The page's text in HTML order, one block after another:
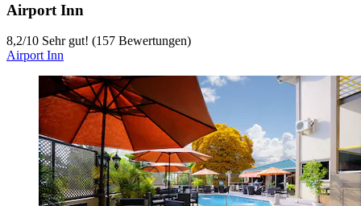
Airport Inn
8,2/10 Sehr gut! (157 Bewertungen)
Airport Inn